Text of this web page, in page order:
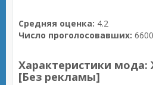
Средняя оценка: 4.2
Число проголосовавших: 6600
Характеристики мода:
[Без рекламы]